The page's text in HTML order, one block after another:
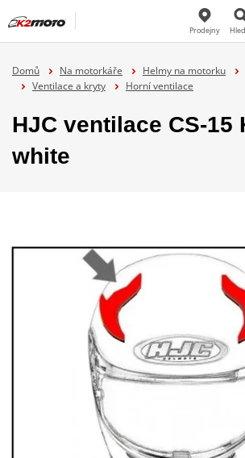
Prodejny
Domů Na motorkáře Helmy na motorku
Ventilace a kryty
Horní ventilace
HJC ventilace CS-15
white